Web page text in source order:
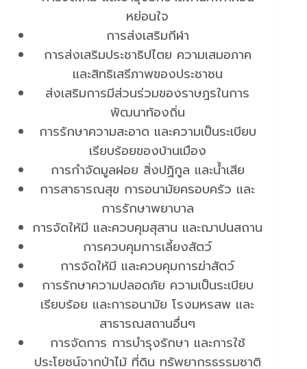
หย่อนใจ
การส่งเสริมกีฬา
การส่งเสริมประชาธิปไตย ความเสมอภาค
และสิทธิเสรีภาพของประชาชน
ส่งเสริมการมีส่วนร่วมของราษฎรในการ
พัฒนาท้องถิ่น
การรักษาความสะอาด และความเป็นระเบียบ
เรียบร้อยของบ้านเมือง
การกำจัดมูลฝอย สิ่งปฏิกูล และน้ำเสีย
การสาธารณสุข การอนามัยครอบครัว และ
การรักษาพยาบาล
การจัดให้มี และควบคุมสุสาน และฌาปนสถาน
การควบคุมการเลี้ยงสัตว์
การจัดให้มี และควบคุมการฆ่าสัตว์
การรักษาความปลอดภัย ความเป็นระเบียบ
เรียบร้อย และการอนามัย โรงมหรสพ และ
สาธารณสถานอื่นๆ
การจัดการ การบำรุงรักษา และการใช้
ประโยชน์จากป่าไม้ ที่ดิน ทรัพยากรธรรมชาติ